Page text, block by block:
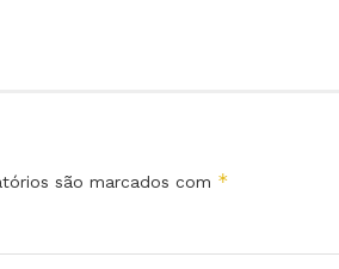
são marcados com *